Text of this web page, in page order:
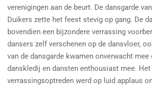
verenigingen aan de beurt. De dansgarde
Duikers zette het feest stevig op gang. De
bovendien een bijzondere verrassing
dansers zelf verschenen op de dansvloer,
van de dansgarde kwamen onverwacht
danskledij en dansten enthousiast mee. Het
verrassingsoptreden werd op luid applaus